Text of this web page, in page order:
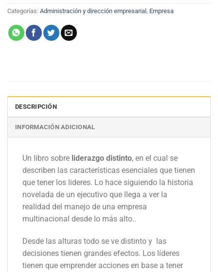
Categorías: Administración y dirección empresarial Empresa
DESCRIPCIÓN
INFORMACIÓN ADICIONAL
Un libro sobre liderazgo distinto, en el cual se
describen las características esenciales que tienen
que tener los lideres. Lo hace siguiendo la historia
novelada de un ejecutivo que llega a ver la
realidad del manejo de una empresa
multinacional desde lo más alto..
Desde las alturas todo se ve distinto y las
decisiones tienen grandes efectos. Los líderes
tienen que emprender acciones en base a tener